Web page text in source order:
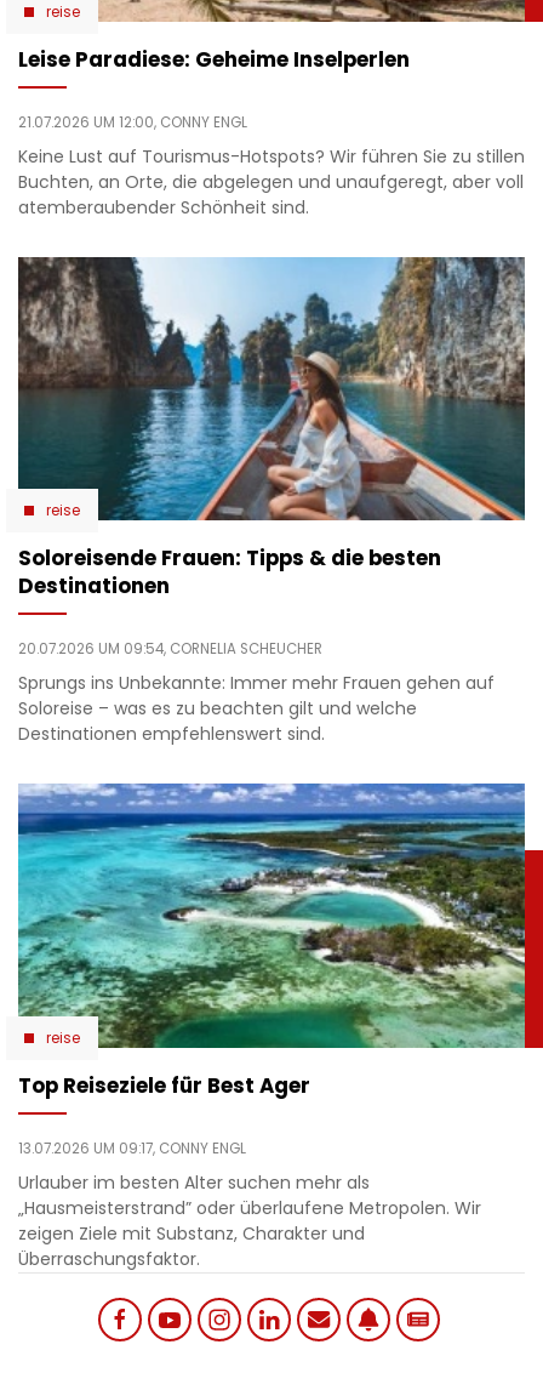
reise
Leise Paradiese: Geheime Inselperlen
21.07.2026 UM 12:00, CONNY ENGL
Keine Lust auf Tourismus-Hotspots? Wir führen Sie zu stillen
Buchten, an Orte, die abgelegen und unaufgeregt, aber voll
atemberaubender Schönheit sind.
reise
Soloreisende Frauen: Tipps & die besten
Destinationen
20.07.2026 UM 09:54, CORNELIA SCHEUCHER
Sprungs ins Unbekannte: Immer mehr Frauen gehen auf
Soloreise – was es zu beachten gilt und welche
Destinationen empfehlenswert sind.
reise
Top Reiseziele für Best Ager
13.07.2026 UM 09:17, CONNY ENGL
Urlauber im besten Alter suchen mehr als
„Hausmeisterstrand” oder überlaufene Metropolen. Wir
zeigen Ziele mit Substanz, Charakter und
Überraschungsfaktor.